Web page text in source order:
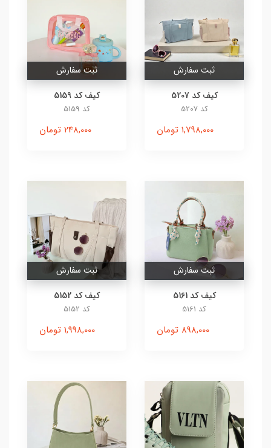
ثبت سفارش
کیف کد 5207
کد 5207
1,798,000 تومان
ثبت سفارش
کیف کد 5159
کد 5159
248,000 تومان
ثبت سفارش
کیف کد 5161
کد 5161
898,000 تومان
ثبت سفارش
کیف کد 5152
کد 5152
1,998,000 تومان